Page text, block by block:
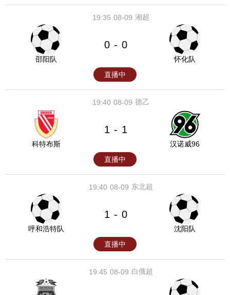
08-09
19:35 湘超
邵阳队
0 - 0
怀化队
直播中
08-09
19:40 德乙
科特布斯
1 - 1
汉诺威96
直播中
08-09
19:40 东北超
呼和浩特队
1 - 0
沈阳队
直播中
08-09
19:45 白俄超